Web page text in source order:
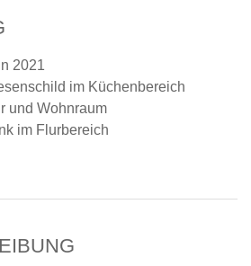
2021
im Küchenbereich
und Wohnraum
im Flurbereich